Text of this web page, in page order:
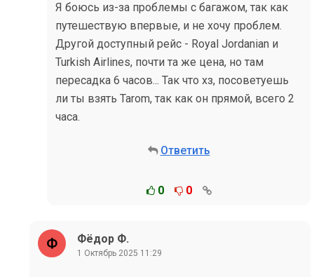
Я боюсь из-за проблемы с багажом, так как
путешествую впервые, и не хочу проблем.
Другой доступный рейс - Royal Jordanian и
Turkish Airlines, почти та же цена, но там
пересадка 6 часов... Так что хз, посоветуешь
ли ты взять Tarom, так как он прямой, всего 2
часа.
Ответить
0 0
Фёдор Ф.
1 Октябрь 2025 11:29